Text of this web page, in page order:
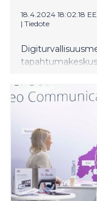
18.4.2024 18:02:18
| Tiedote
ajankohtaista
ja esiteltiin
kiinnostuneille